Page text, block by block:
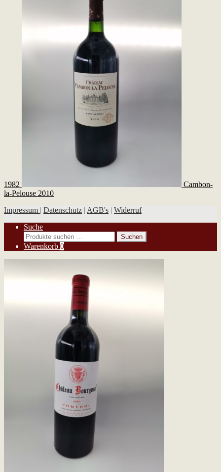
1982
Cambon-
la-Pelouse 2010
Impressum | Datenschutz | AGB's | Widerruf
Suche
Suchen
nach:
Suchen
Warenkorb 0